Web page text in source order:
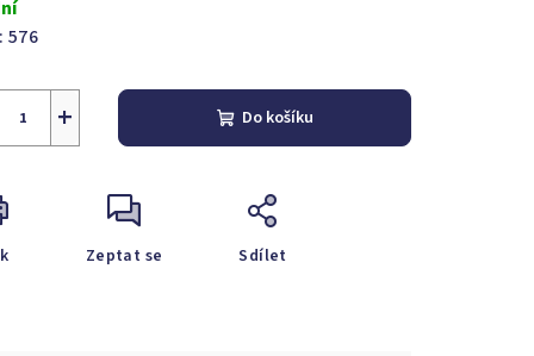
576
+ Do košíku
Zeptat se Sdílet